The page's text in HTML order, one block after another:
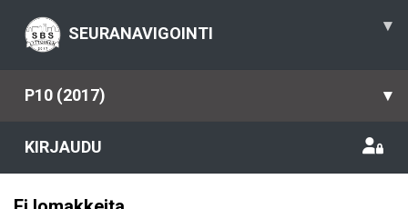
SEURANAVIGOINTI ▾
P10 (2017) ▾
KIRJAUDU